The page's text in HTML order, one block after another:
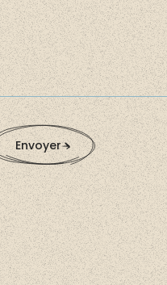
Envoyer